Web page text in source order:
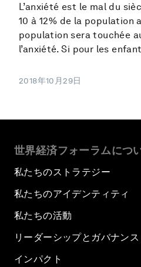
L’anxiété est le mal du
10 à 12% de la
population sera touchée
l’anxiété. Si pour les
2018年10月29日
世界経済フォーラムにつ
私たちのストラテジー
私たちのアイデンティティ
私たちの活動
リーダーシップとガバナンス
インパクト